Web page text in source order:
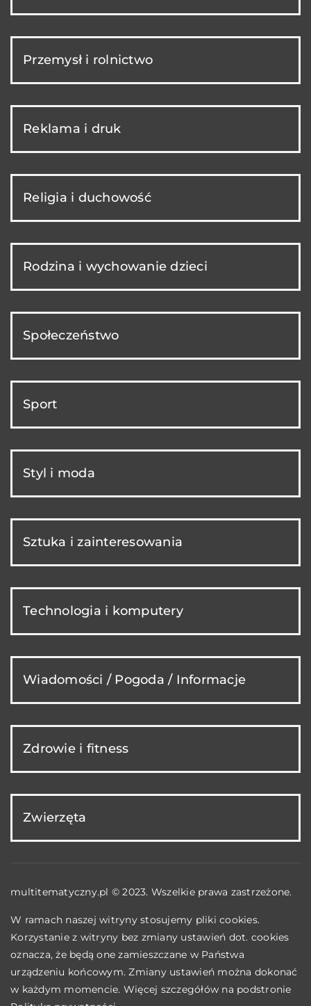
Przemysł i rolnictwo
Reklama i druk
Religia i duchowość
Rodzina i wychowanie dzieci
Społeczeństwo
Sport
Styl i moda
Sztuka i zainteresowania
Technologia i komputery
Wiadomości / Pogoda / Informacje
Zdrowie i fitness
Zwierzęta
multitematyczny.pl © 2023. Wszelkie prawa zastrzeżone.
W ramach naszej witryny stosujemy pliki cookies.
Korzystanie z witryny bez zmiany ustawień dot. cookies
oznacza, że będą one zamieszczane w Państwa
urządzeniu końcowym. Zmiany ustawień można dokonać
w każdym momencie. Więcej szczegółów na podstronie